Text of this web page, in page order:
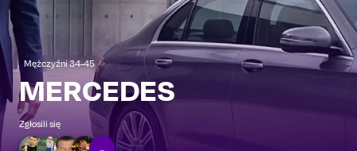
Mężczyźni 34-45
MERCEDES
Zgłosili się